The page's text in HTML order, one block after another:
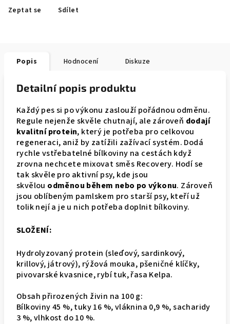
Zeptat se Sdílet
Popis Hodnocení Diskuze
Detailní popis produktu
Každý pes si po výkonu zaslouží pořádnou odměnu.
Regule nejenže skvěle chutnají, ale zároveň dodají
kvalitní protein, který je potřeba pro celkovou
regeneraci, aniž by zatížili zažívací systém. Dodá
rychle vstřebatelné bílkoviny na cestách když
zrovna nechcete mixovat směs Recovery. Hodí se
tak skvěle pro aktivní psy, kde jsou
skvělou odměnou během nebo po výkonu. Zároveň
jsou oblíbeným pamlskem pro starší psy, kteří už
tolik nejí a je u nich potřeba doplnit bílkoviny.
SLOŽENÍ:
Hydrolyzovaný protein (sleďový, sardinkový,
krillový, játrový), rýžová mouka, pšeničné klíčky,
pivovarské kvasnice, rybí tuk, řasa Kelpa.
Obsah přirozených živin na 100 g:
Bílkoviny 45 %, tuky 16 %, vláknina 0,9 %, sacharidy
3 %, vlhkost do 10 %.